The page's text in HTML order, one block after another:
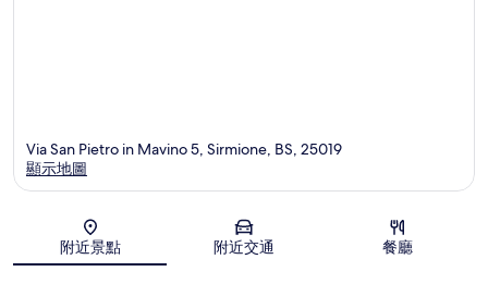
地圖
Via San Pietro in Mavino 5, Sirmione, BS, 25019
顯示地圖
附近景點 附近交通 餐廳